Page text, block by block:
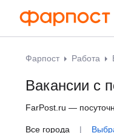
Фарпост Работа
Вакансии с
FarPost.ru —
Все города |